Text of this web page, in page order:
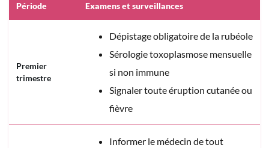
Période Examens et surveillances
Premier
trimestre
Dépistage obligatoire de la rubéole
Sérologie toxoplasmose mensuelle
si non immune
Signaler toute éruption cutanée ou
fièvre
Informer le médecin de tout